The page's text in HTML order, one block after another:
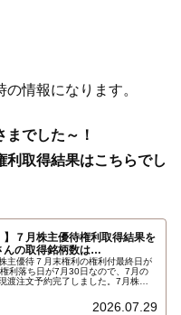
情報になります。
までした～！
取得結果はこちらでし
】７月株主優待権利取得結果を
んの取得銘柄数は…
主優待７月末権利の権利付最終日が
利落ち日が7月30日なので、7月の
渡注文予約完了しました。7月株主
2026.07.29